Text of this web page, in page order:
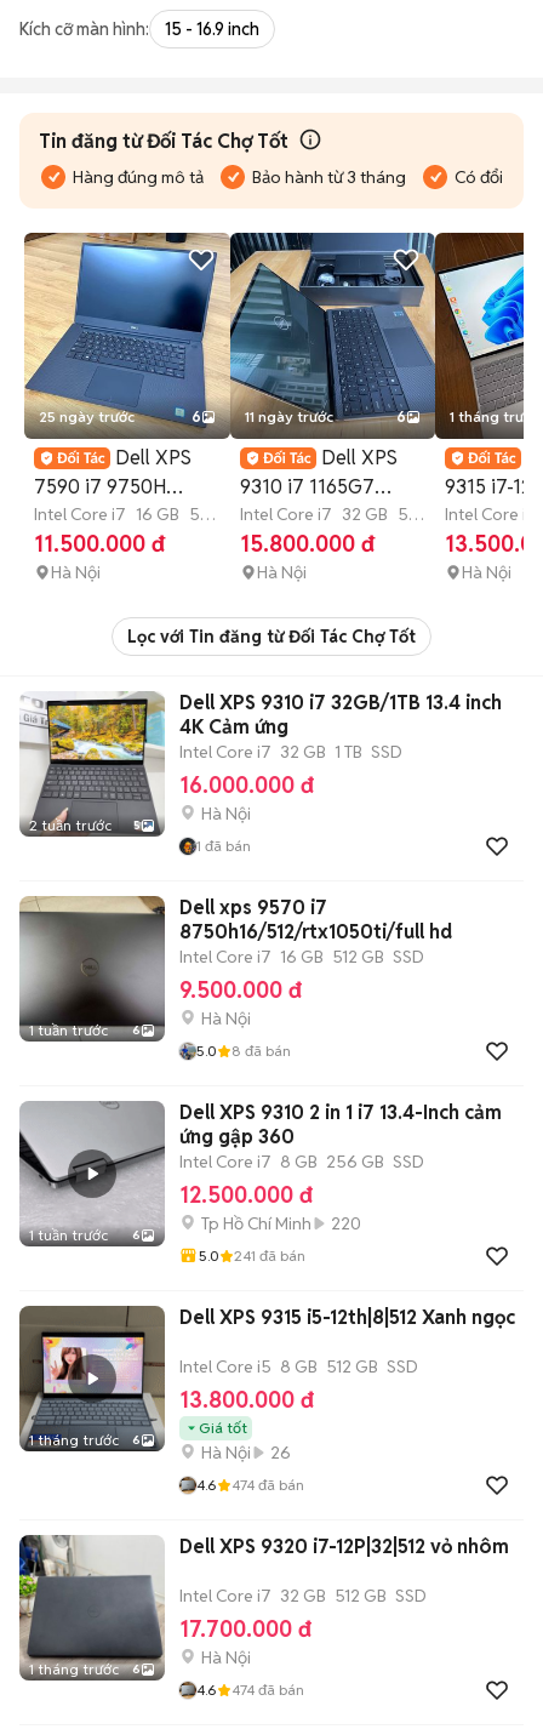
Kích cỡ màn hình: 15 - 16.9 inch
Tin đăng từ Đối Tác Chợ Tốt
Hàng đúng mô tả Bảo hành từ 3 tháng Có đổi trả
25 ngày trước 6
Dell XPS
7590 i7 9750H
16/512 lướt USA như
mới
Intel Core i7 16 GB 512
GB
SSD
11.500.000 đ
Hà Nội
11 ngày trước 6
Dell XPS
9310 i7 1165G7
32/512GB USA lướt
như mới
Intel Core i7 32 GB 512
GB SSD
15.800.000 đ
Hà Nội
1 tháng trước
9315 i7-
inch 16GB/
Intel Core i7
GB SSD
Hà Nội
Lọc với Tin đăng từ Đối Tác Chợ Tốt
2 tuần trước 5
Dell XPS 9310 i7 32GB/1TB 13.4 inch
4K Cảm ứng
Intel Core i7 32 GB 1 TB SSD
16.000.000 đ
Hà Nội
1 đã bán
1 tuần trước 6
Dell xps 9570 i7
8750h16/512/rtx1050ti/full hd
Intel Core i7 16 GB 512 GB SSD
9.500.000 đ
Hà Nội
5.0 8 đã bán
1 tuần trước 6
Dell XPS 9310 2 in 1 i7 13.4-Inch cảm
ứng gập 360
Intel Core i7 8 GB 256 GB SSD
12.500.000 đ
Tp Hồ Chí Minh 220
5.0 241 đã bán
1 tháng trước 6
Dell XPS 9315 i5-12th|8|512 Xanh ngọc
Intel Core i5 8 GB 512 GB SSD
13.800.000 đ
Giá tốt
Hà Nội 26
4.6 474 đã bán
1 tháng trước 6
Dell XPS 9320 i7-12P|32|512 vỏ nhôm
Intel Core i7 32 GB 512 GB SSD
17.700.000 đ
Hà Nội
4.6 474 đã bán